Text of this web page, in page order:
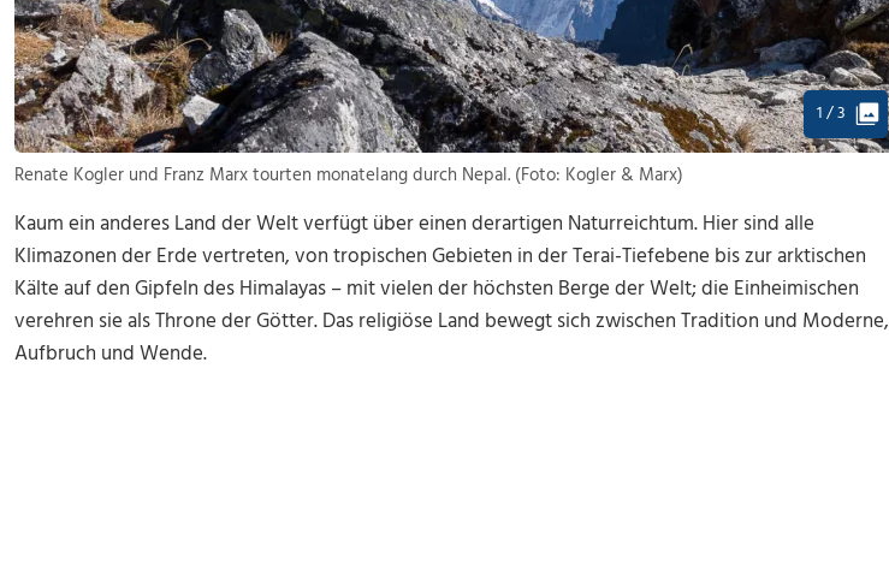
1 / 3
Renate Kogler und Franz Marx tourten monatelang durch Nepal. (Foto: Kogler & Marx)
Kaum ein anderes Land der Welt verfügt über einen derartigen Naturreichtum. Hier sind alle
Klimazonen der Erde vertreten, von tropischen Gebieten in der Terai-Tiefebene bis zur arktischen
Kälte auf den Gipfeln des Himalayas – mit vielen der höchsten Berge der Welt; die Einheimischen
verehren sie als Throne der Götter. Das religiöse Land bewegt sich zwischen Tradition und Moderne,
Aufbruch und Wende.